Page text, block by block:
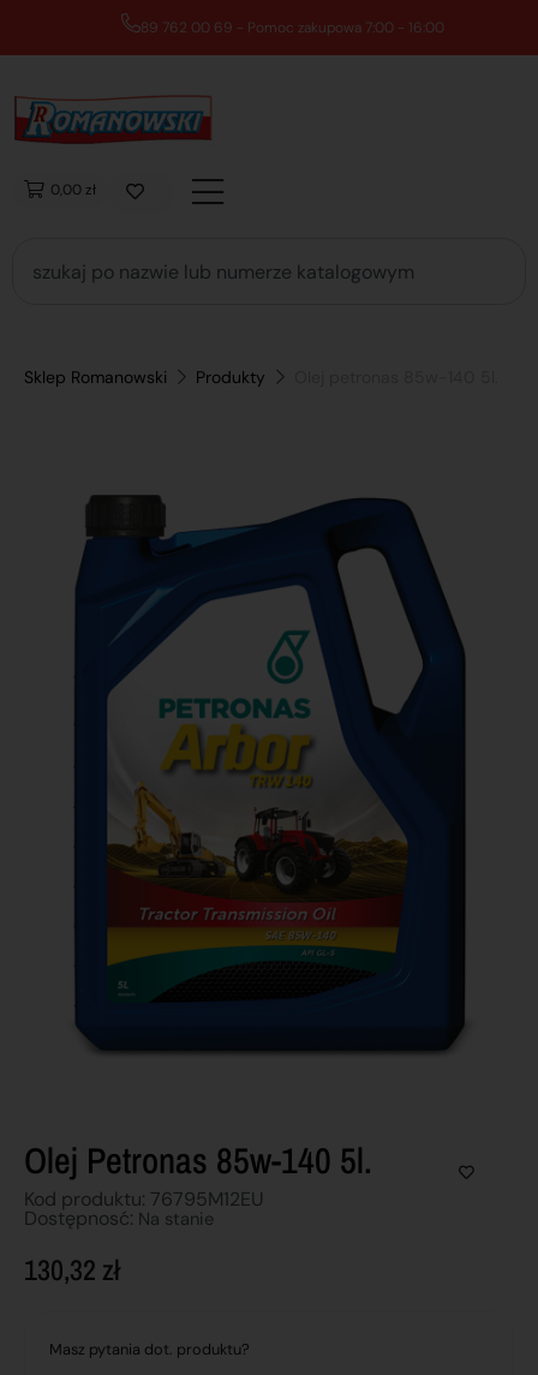
89 762 00 69 - Pomoc zakupowa 7:00 - 16:00
0,00 zł
Sklep Romanowski Produkty
Olej Petronas 85w-140 5l.
Kod produktu: 76795M12EU
Dostępnosć: Na stanie
130,32 zł
Masz pytania dot. produktu?